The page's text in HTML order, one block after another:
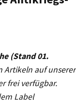
(Stand 01.
Artikeln auf unserer
frei verfügbar.
Label